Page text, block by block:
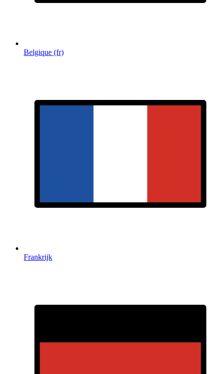
Belgique (fr)
Frankrijk